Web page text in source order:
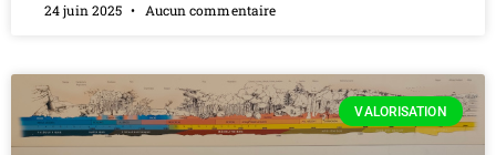
24 juin 2025 Aucun commentaire
VALORISATION